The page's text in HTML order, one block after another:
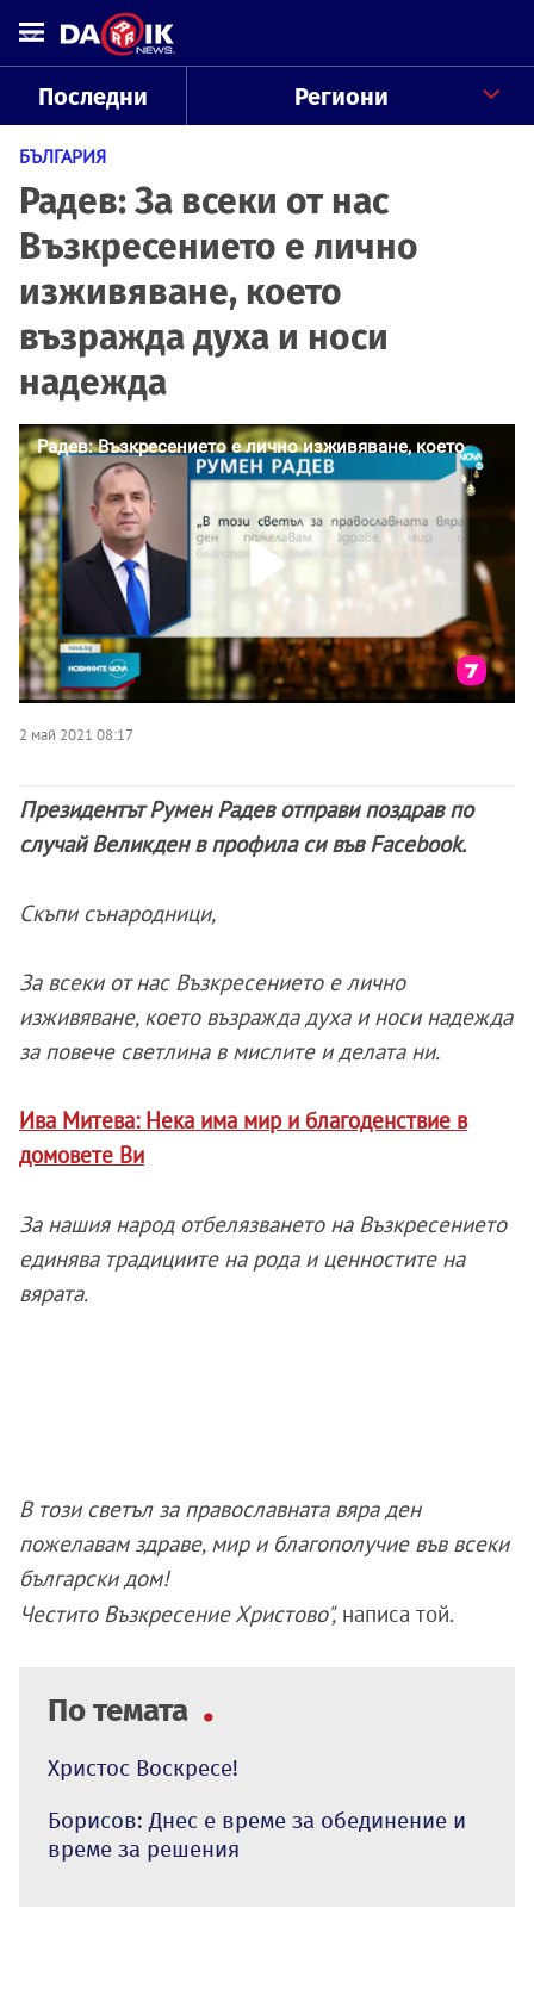
Последни Региони
БЪЛГАРИЯ
Радев: За всеки от нас
Възкресението е лично
изживяване, което
възражда духа и носи
надежда
2 май 2021 08:17
Президентът Румен Радев отправи поздрав по
случай Великден в профила си във Facebook.
Скъпи сънародници,
За всеки от нас Възкресението е лично
изживяване, което възражда духа и носи надежда
за повече светлина в мислите и делата ни.
Ива Митева: Нека има мир и благоденствие в
домовете Ви
За нашия народ отбелязването на Възкресението
единява традициите на рода и ценностите на
вярата.
В този светъл за православната вяра ден
пожелавам здраве, мир и благополучие във всеки
български дом!
Честито Възкресение Христово",написа той.
По темата
Христос Воскресе!
Борисов: Днес е време за обединение и
време за решения